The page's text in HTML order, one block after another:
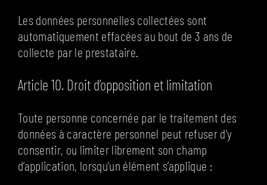
Les données personnelles collectées sont
automatiquement effacées au bout de 3 ans de
collecte par le prestataire.
Article 10. Droit d’opposition et limitation
Toute personne concernée par le traitement des
données à caractère personnel peut refuser d’y
consentir, ou limiter librement son champ
d’application, lorsqu’un élément s’applique :